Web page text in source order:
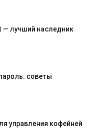
— лучший наследник
советы
управления кофейней